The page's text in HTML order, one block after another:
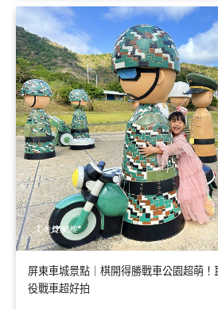
屏東車城景點｜棋開得勝戰車公園超萌！
役戰車超好拍